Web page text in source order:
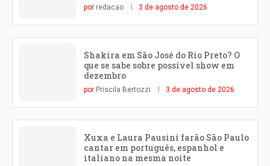
por redacao 3 de agosto de 2026
Shakira em São José do Rio Preto? O
que se sabe sobre possível show em
dezembro
por Priscila Bertozzi 3 de agosto de 2026
Xuxa e Laura Pausini farão São Paulo
cantar em português, espanhol e
italiano na mesma noite